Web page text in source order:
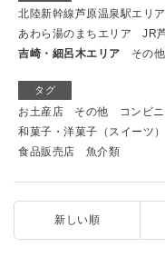
北陸新幹線芦原温泉駅エリア
あわら湯のまちエリア
JR
吉崎・細呂木エリア
その
タグ
お土産店 その他 コンビニ
和菓子・洋菓子（スイーツ）
食品販売店
魚介類
新しい順